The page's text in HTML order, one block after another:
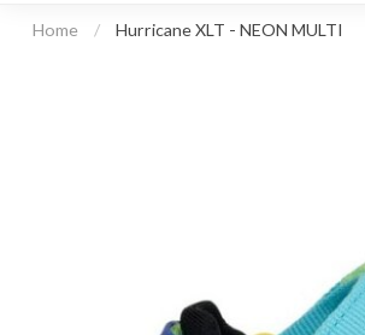
Home / Hurricane XLT - NEON MULTI